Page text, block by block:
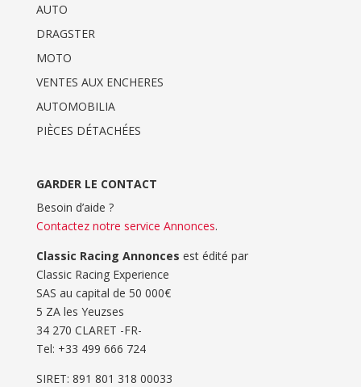
AUTO
DRAGSTER
MOTO
VENTES AUX ENCHERES
AUTOMOBILIA
PIÈCES DÉTACHÉES
GARDER LE CONTACT
Besoin d’aide ?
Contactez notre service Annonces.
Classic Racing Annonces est édité par
Classic Racing Experience
SAS au capital de 50 000€
5 ZA les Yeuzses
34 270 CLARET -FR-
Tel: ‭+33 499 666 724‬
SIRET: 891 801 318 00033